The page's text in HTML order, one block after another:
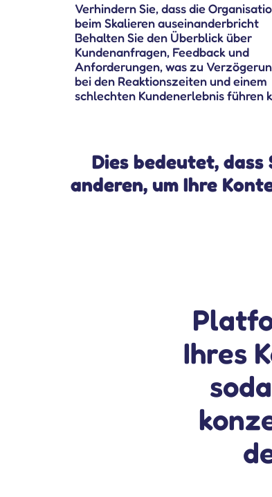
Verhindern Sie, dass die
beim Skalieren auseinanderbricht
Behalten Sie den Überblick über
Kundenanfragen, Feedback und
Anforderungen, was zu
bei den Reaktionszeiten und einem
schlechten Kundenerlebnis führen
Dies bedeutet,
anderen, um Ihre
Ihres